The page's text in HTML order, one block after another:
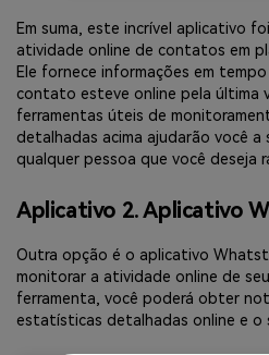
Em suma, este incrível aplicativo
atividade online de contatos em
Ele fornece informações em
contato esteve online pela última
ferramentas úteis de
detalhadas acima ajudarão você
qualquer pessoa que você deseja
Aplicativo 2. Aplicativo
Outra opção é o aplicativo
monitorar a atividade online de
ferramenta, você poderá obter
estatísticas detalhadas online e